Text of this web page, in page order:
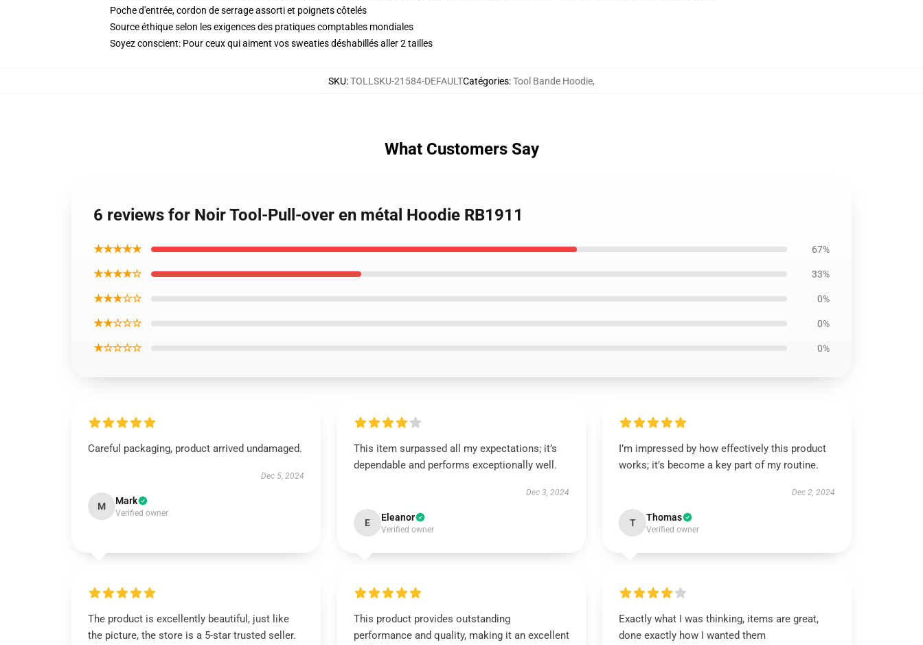
Poche d'entrée, cordon de serrage assorti et poignets côtelés
Source éthique selon les exigences des pratiques comptables mondiales
Soyez conscient: Pour ceux qui aiment vos sweaties déshabillés aller 2 tailles
SKU:TOLLSKU-21584-DEFAULTCatégories:Tool Bande Hoodie,
What Customers Say
6 reviews for Noir Tool-Pull-over en métal Hoodie RB1911
★★★★★ 67%
★★★★☆ 33%
★★★☆☆ 0%
★★☆☆☆ 0%
★☆☆☆☆ 0%
Careful packaging, product arrived undamaged.
Dec 5, 2024
M Mark
Verified owner
This item surpassed all my expectations; it’s
dependable and performs exceptionally well.
Dec 3, 2024
E Eleanor
Verified owner
I’m impressed by how effectively this product
works; it’s become a key part of my routine.
Dec 2, 2024
T Thomas
Verified owner
The product is excellently beautiful, just like
the picture, the store is a 5-star trusted seller.
This product provides outstanding
performance and quality, making it an excellent
Exactly what I was thinking, items are great,
done exactly how I wanted them